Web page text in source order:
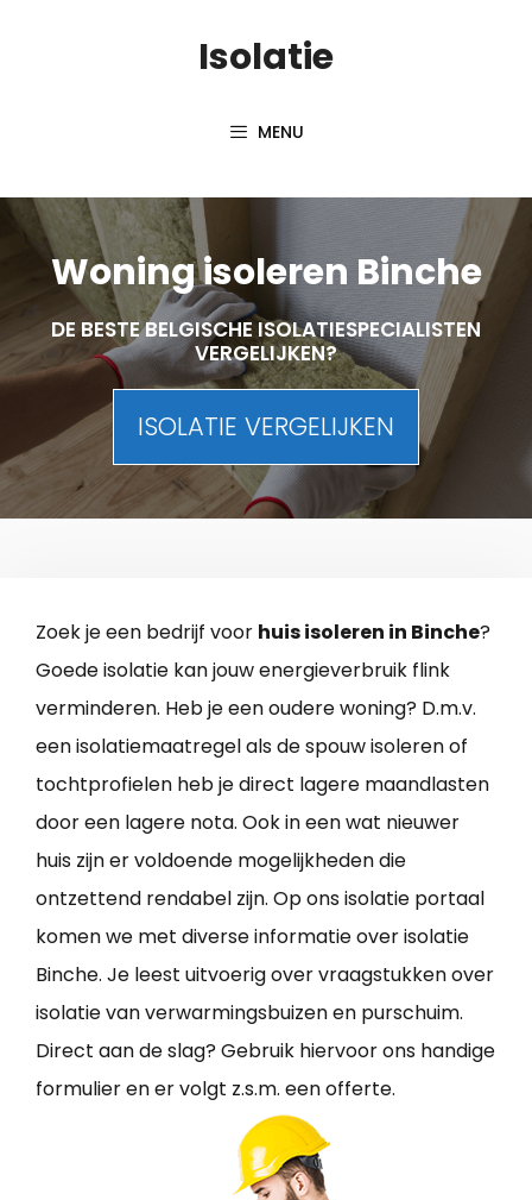
Isolatie
MENU
Woning isoleren Binche
DE BESTE BELGISCHE ISOLATIESPECIALISTEN
VERGELIJKEN?
ISOLATIE VERGELIJKEN
Zoek je een bedrijf voor huis isoleren in Binche?
Goede isolatie kan jouw energieverbruik flink
verminderen. Heb je een oudere woning? D.m.v.
een isolatiemaatregel als de spouw isoleren of
tochtprofielen heb je direct lagere maandlasten
door een lagere nota. Ook in een wat nieuwer
huis zijn er voldoende mogelijkheden die
ontzettend rendabel zijn. Op ons isolatie portaal
komen we met diverse informatie over isolatie
Binche. Je leest uitvoerig over vraagstukken over
isolatie van verwarmingsbuizen en purschuim.
Direct aan de slag? Gebruik hiervoor ons handige
formulier en er volgt z.s.m. een offerte.